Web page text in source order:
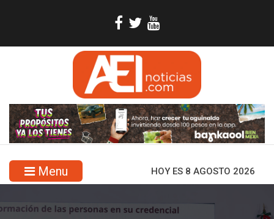
Menu HOY ES 8 AGOSTO 2026